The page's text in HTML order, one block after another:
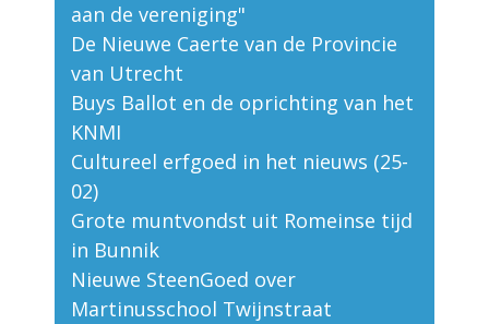
aan de vereniging"
De Nieuwe Caerte van de Provincie
van Utrecht
Buys Ballot en de oprichting van het
KNMI
Cultureel erfgoed in het nieuws (25-
02)
Grote muntvondst uit Romeinse tijd
in Bunnik
Nieuwe SteenGoed over
Martinusschool Twijnstraat